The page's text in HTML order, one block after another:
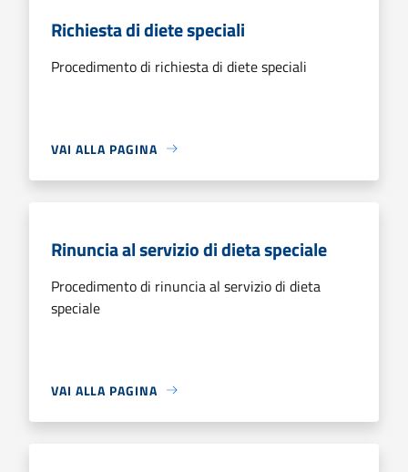
Richiesta di diete speciali
Procedimento di richiesta di diete speciali
VAI ALLA PAGINA
Rinuncia al servizio di dieta speciale
Procedimento di rinuncia al servizio di dieta
speciale
VAI ALLA PAGINA